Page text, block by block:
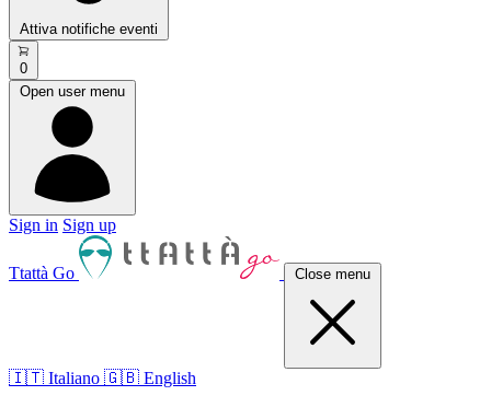
Attiva notifiche eventi
0
Open user menu
Sign in Sign up
Ttattà Go Close menu
🇮🇹 Italiano 🇬🇧 English